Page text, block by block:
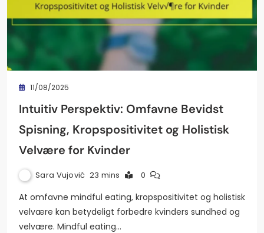
11/08/2025
Intuitiv Perspektiv: Omfavne Bevidst
Spisning, Kropspositivitet og Holistisk
Velvære for Kvinder
Sara Vujović 23 mins 0
At omfavne mindful eating, kropspositivitet og holistisk
velvære kan betydeligt forbedre kvinders sundhed og
velvære. Mindful eating…